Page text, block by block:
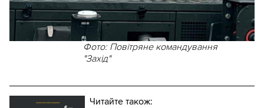
Фото: Повітряне командування
"Захід"
Читайте також: